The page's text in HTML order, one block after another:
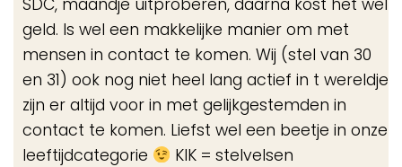
SDC, maandje uitproberen, daarna kost het wel
geld. Is wel een makkelijke manier om met
mensen in contact te komen. Wij (stel van 30
en 31) ook nog niet heel lang actief in t wereldje
zijn er altijd voor in met gelijkgestemden in
contact te komen. Liefst wel een beetje in onze
leeftijdcategorie
KIK = stelvelsen